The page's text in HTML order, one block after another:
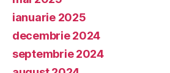
ianuarie 2025
decembrie 2024
septembrie 2024